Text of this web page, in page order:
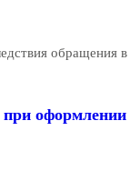
обращения в
при оформлении